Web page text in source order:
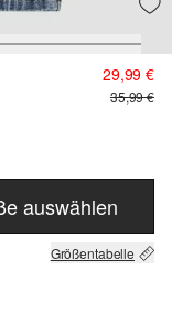
29,99 €
35,99 €
auswählen
Größentabelle